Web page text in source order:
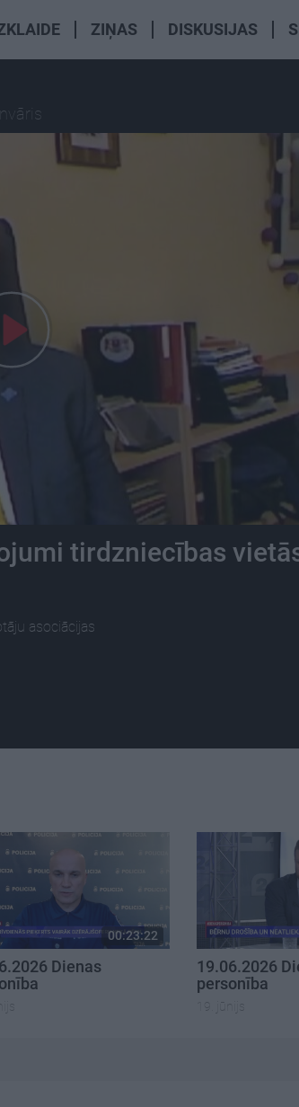
ZIŅAS DISKUSIJAS
tirdzniecības
asociācijas
00:23:22
Dienas
19.06.2026
personība
19. jūnijs